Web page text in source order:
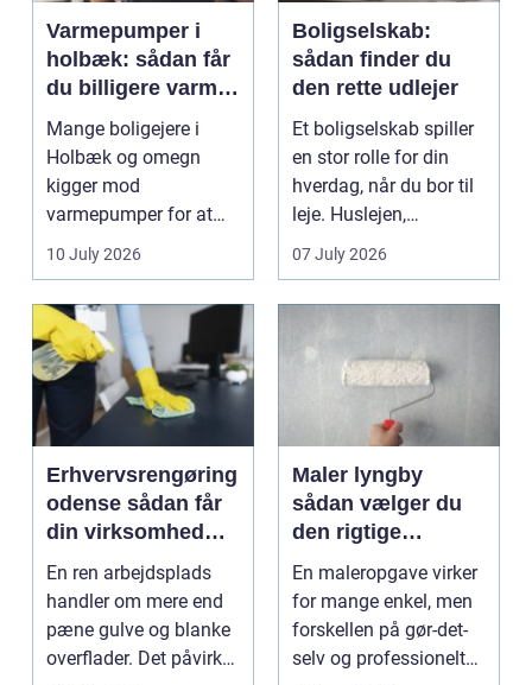
Varmepumper i
holbæk: sådan får
du billigere varme
og bedre
indeklima
Mange boligejere i
Holbæk og omegn
kigger mod
varmepumper for at
sænke
varmeregningen og få
et sunde...
10 July 2026
Boligselskab:
sådan finder du
den rette udlejer
Et boligselskab spiller
en stor rolle for din
hverdag, når du bor til
leje. Huslejen,
vedligeh...
07 July 2026
Erhvervsrengøring
odense sådan får
din virksomhed
mest værdi for
pengene
En ren arbejdsplads
handler om mere end
pæne gulve og blanke
overflader. Det påvirker
Maler lyngby
sådan vælger du
den rigtige
fagmand
En maleropgave virker
for mange enkel, men
forskellen på gør-det-
selv og professionelt